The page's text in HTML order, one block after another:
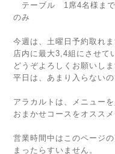
テーブル 1席4名様ま
のみ
今週は、土曜日予約取れま
店内に最大3,4組にさせて
どうぞよろしくお願いしま
平日は、あまり入らない
アラカルトは、メニュー
おまかせコースをオススメ
営業時間中はこのページ
まったらすいません。